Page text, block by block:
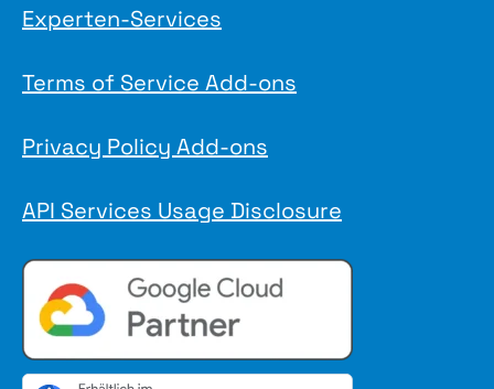
Experten-Services
Terms of Service Add-ons
Privacy Policy Add-ons
API Services Usage Disclosure